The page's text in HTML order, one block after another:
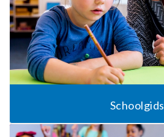
Schoolgids